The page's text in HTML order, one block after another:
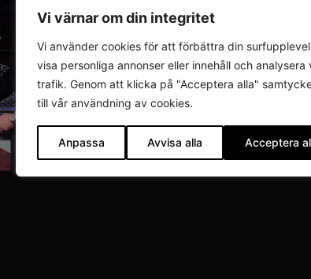
Vi värnar om din integritet
Vi använder cookies för att förbättra din
visa personliga annonser eller innehåll och analysera
trafik. Genom att klicka på "Acceptera alla"
till vår användning av cookies.
Anpassa Avvisa alla Acceptera